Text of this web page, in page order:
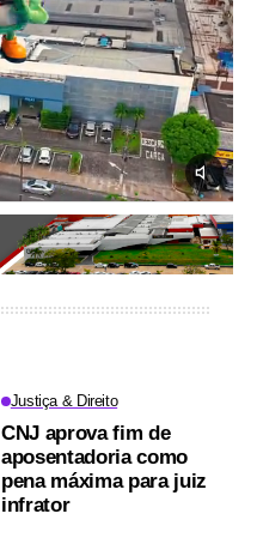
Justiça & Direito
CNJ aprova fim de
aposentadoria como
pena máxima para juiz
infrator